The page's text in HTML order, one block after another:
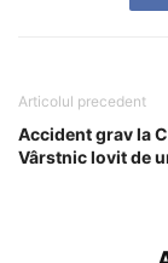
Articolul precedent
Accident grav la
Vârstnic lovit de